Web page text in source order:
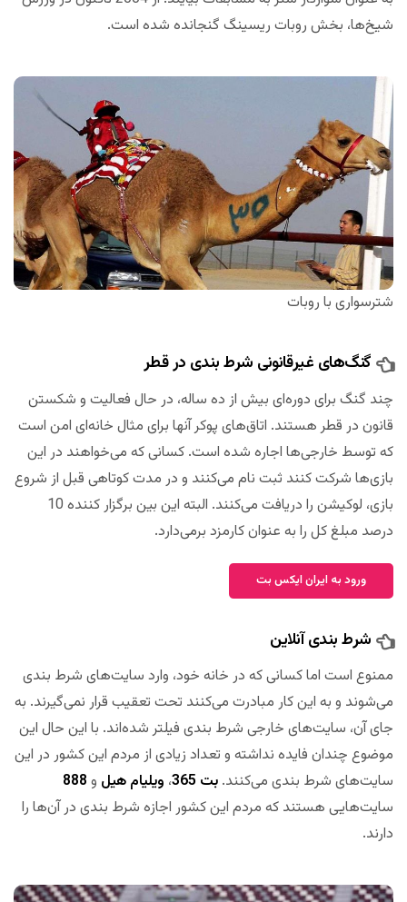
شیخ‌ها، بخش روبات ریسینگ گنجانده شده است.
شترسواری با روبات
گنگ‌های غیرقانونی شرط بندی در قطر
چند گنگ برای دوره‌ای بیش از ده ساله، در حال فعالیت و شکستن
قانون در قطر هستند. اتاق‌های پوکر آنها برای مثال خانه‌ای امن است
که توسط خارجی‌ها اجاره شده است. کسانی که می‌خواهند در این
بازی‌ها شرکت کنند ثبت نام می‌کنند و در مدت کوتاهی قبل از شروع
بازی، لوکیشن را دریافت می‌کنند. البته این بین برگزار کننده 10
درصد مبلغ کل را به عنوان کارمزد برمی‌دارد.
ورود به ایران ایکس بت
شرط بندی آنلاین
ممنوع است اما کسانی که در خانه خود، وارد سایت‌های شرط بندی
می‌شوند و به این کار مبادرت می‌کنند تحت تعقیب قرار نمی‌گیرند. به
جای آن، سایت‌های خارجی شرط بندی فیلتر شده‌اند. با این حال این
موضوع چندان فایده نداشته و تعداد زیادی از مردم این کشور در این
سایت‌های شرط بندی می‌کنند. بت 365 ، ویلیام هیل و 888
سایت‌هایی هستند که مردم این کشور اجازه شرط بندی در آن‌ها را
دارند.